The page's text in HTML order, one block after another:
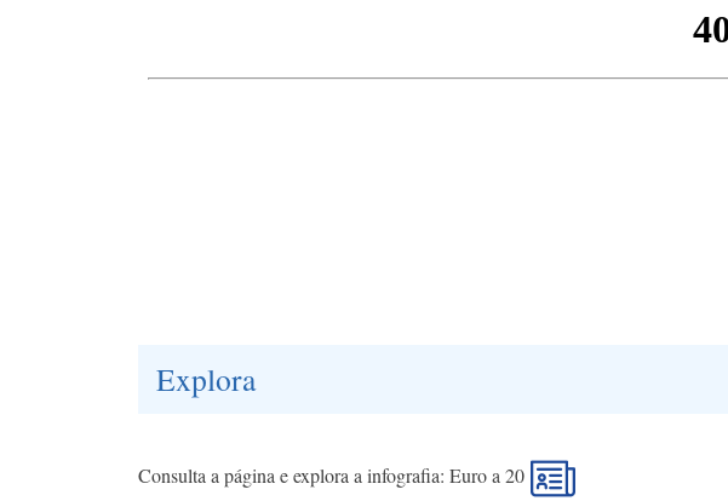
Explora
Consulta a página e explora a infografia: Euro a 20